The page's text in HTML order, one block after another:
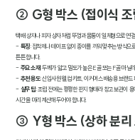
② G형 박스 (접이식 조
택배 상자나 피자 상자처럼 뚜껑과 몸통이 일체형으로 연
- 특징: 접착제나 테이프 없이 종이를 끼워 맞추는 방식으
튼튼합니다.
- 주요 소재: 두께가 얇고 밀도가 높은 E골 또는 F골 마닐
- 추천 용도: 신입사원 웰컴 키트, 이커머스 배송용 브랜드
- 실무 팁: 조립 전에는 평평한 판지 형태라 창고 보관이
시간을 미리 계산해 두어야 합니다.
③ Y형 박스 (상하 분리